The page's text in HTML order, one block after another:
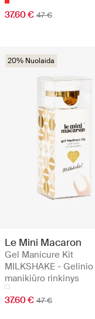
37.60 € 47 €
20% Nuolaida
Le Mini Macaron
Gel Manicure Kit
MILKSHAKE - Gelinio
manikiūro rinkinys
37.60 € 47 €